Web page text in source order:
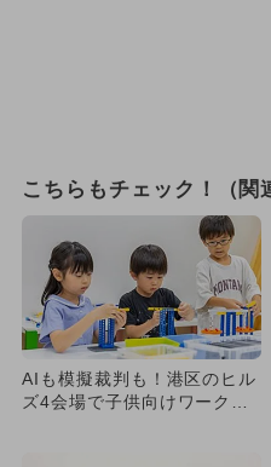
こちらもチェック！（関
AIも模擬裁判も！港区のヒル
ズ4会場で子供向けワークシ